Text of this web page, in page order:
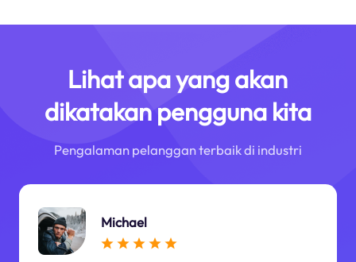
Lihat apa yang akan
dikatakan pengguna kita
Pengalaman pelanggan terbaik di industri
Michael